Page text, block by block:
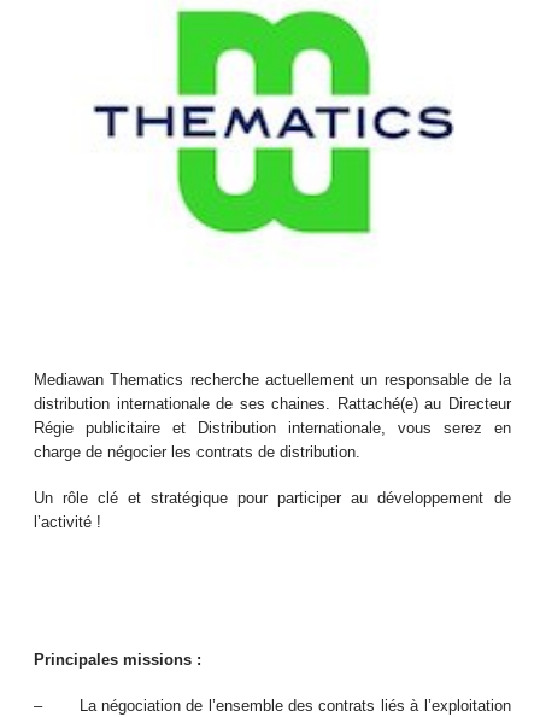
Mediawan Thematics recherche actuellement un responsable de la
distribution internationale de ses chaines. Rattaché(e) au Directeur
Régie publicitaire et Distribution internationale, vous serez en
charge de négocier les contrats de distribution.
Un rôle clé et stratégique pour participer au développement de
l’activité !
Principales missions :
– La négociation de l’ensemble des contrats liés à l’exploitation